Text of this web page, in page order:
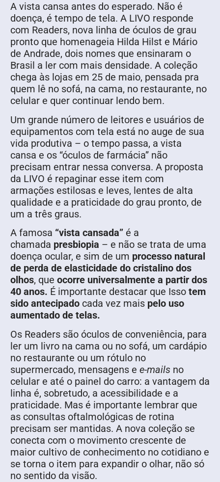
A vista cansa antes do esperado. Não é
doença, é tempo de tela. A LIVO responde
com Readers, nova linha de óculos de grau
pronto que homenageia Hilda Hilst e Mário
de Andrade, dois nomes que ensinaram o
Brasil a ler com mais densidade. A coleção
chega às lojas em 25 de maio, pensada pra
quem lê no sofá, na cama, no restaurante, no
celular e quer continuar lendo bem.
Um grande número de leitores e usuários de
equipamentos com tela está no auge de sua
vida produtiva – o tempo passa, a vista
cansa e os “óculos de farmácia” não
precisam entrar nessa conversa. A proposta
da LIVO é repaginar esse item com
armações estilosas e leves, lentes de alta
qualidade e a praticidade do grau pronto, de
um a três graus.
A famosa “vista cansada” é a
chamada presbiopia – e não se trata de uma
doença ocular, e sim de um processo natural
de perda de elasticidade do cristalino dos
olhos, que ocorre universalmente a partir dos
40 anos. É importante destacar que Isso tem
sido antecipado cada vez mais pelo uso
aumentado de telas.
Os Readers são óculos de conveniência, para
ler um livro na cama ou no sofá, um cardápio
no restaurante ou um rótulo no
supermercado, mensagens e e-mails no
celular e até o painel do carro: a vantagem da
linha é, sobretudo, a acessibilidade e a
praticidade. Mas é importante lembrar que
as consultas oftalmológicas de rotina
precisam ser mantidas. A nova coleção se
conecta com o movimento crescente de
maior cultivo de conhecimento no cotidiano e
se torna o item para expandir o olhar, não só
no sentido da visão.